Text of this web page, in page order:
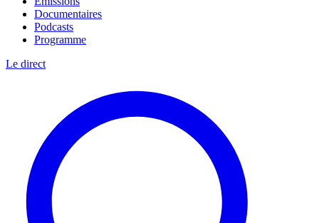
Documentaires
Podcasts
Programme
Le direct